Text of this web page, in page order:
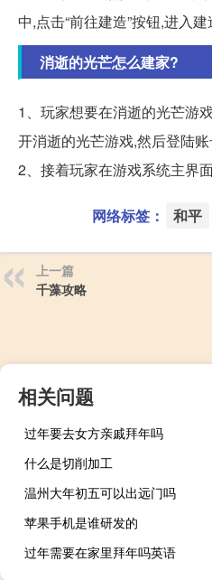
中,点击“前往建造”按钮,进入建
消逝的光芒怎么建家?
1、玩家想要在消逝的光芒游
开消逝的光芒游戏,然后登陆账
2、接着玩家在游戏系统主界
网络标签： 和平
上一篇
千藻攻略
相关问题
过年要去女方亲戚拜年吗
什么是切削加工
温州大年初五可以出远门吗
苹果手机是谁研发的
过年需要在家里拜年吗英语